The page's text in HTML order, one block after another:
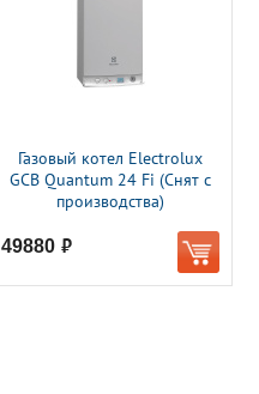
Газовый котел Electrolux
GCB Quantum 24 Fi (Снят с
производства)
49880 руб.